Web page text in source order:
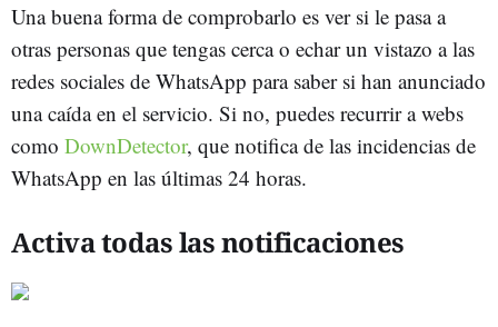
Una buena forma de comprobarlo es ver si le pasa a
otras personas que tengas cerca o echar un vistazo a las
redes sociales de WhatsApp para saber si han anunciado
una caída en el servicio. Si no, puedes recurrir a webs
como DownDetector, que notifica de las incidencias de
WhatsApp en las últimas 24 horas.
Activa todas las notificaciones